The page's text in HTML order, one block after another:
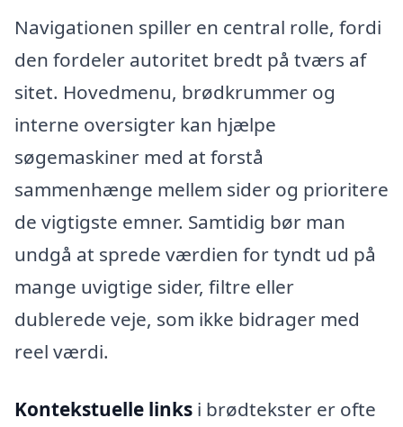
Navigationen spiller en central rolle, fordi
den fordeler autoritet bredt på tværs af
sitet. Hovedmenu, brødkrummer og
interne oversigter kan hjælpe
søgemaskiner med at forstå
sammenhænge mellem sider og prioritere
de vigtigste emner. Samtidig bør man
undgå at sprede værdien for tyndt ud på
mange uvigtige sider, filtre eller
dublerede veje, som ikke bidrager med
reel værdi.
Kontekstuelle links i brødtekster er ofte